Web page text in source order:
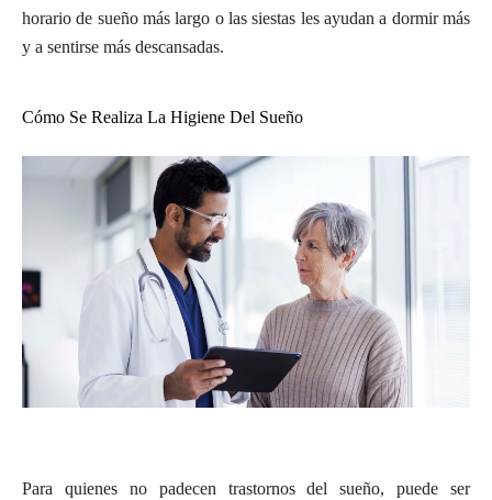
horario de sueño más largo o las siestas les ayudan a dormir más
y a sentirse más descansadas.
Cómo Se Realiza La Higiene Del Sueño
Para quienes no padecen trastornos del sueño, puede ser